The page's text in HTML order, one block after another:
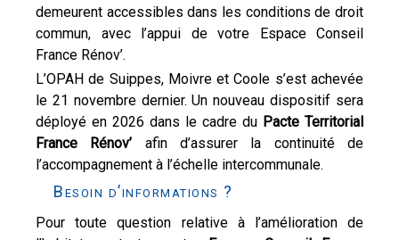
demeurent accessibles dans les conditions de droit
commun, avec l’appui de votre Espace Conseil
France Rénov’.
L’OPAH de Suippes, Moivre et Coole s’est achevée
le 21 novembre dernier. Un nouveau dispositif sera
déployé en 2026 dans le cadre du Pacte Territorial
France Rénov’ afin d’assurer la continuité de
l’accompagnement à l’échelle intercommunale.
Besoin d’informations ?
Pour toute question relative à l’amélioration de